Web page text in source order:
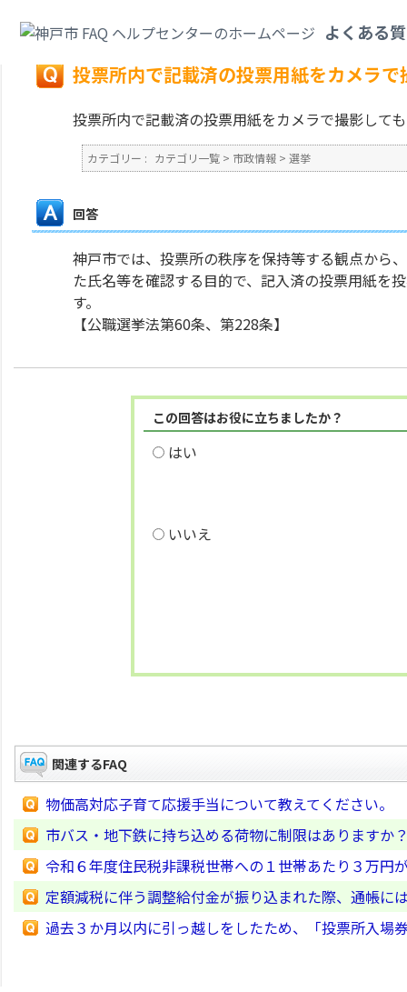
よくある
戻る
投票所内で記載済の投票用紙をカメラ
投票所内で記載済の投票用紙をカメラで撮影して
カテゴリー : カテゴリ一覧 > 市政情報 > 選挙
回答
神戸市では、投票所の秩序を保持等する観点から
た氏名等を確認する目的で、記入済の投票用紙を
す。
【公職選挙法第60条、第228条】
この回答はお役に立ちましたか？
はい
いいえ
関連するFAQ
物価高対応子育て応援手当について教えてください。
市バス・地下鉄に持ち込める荷物に制限はありますか
令和６年度住民税非課税世帯への１世帯あたり３万円
定額減税に伴う調整給付金が振り込まれた際、通帳に
過去３か月以内に引っ越しをしたため、「投票所入場